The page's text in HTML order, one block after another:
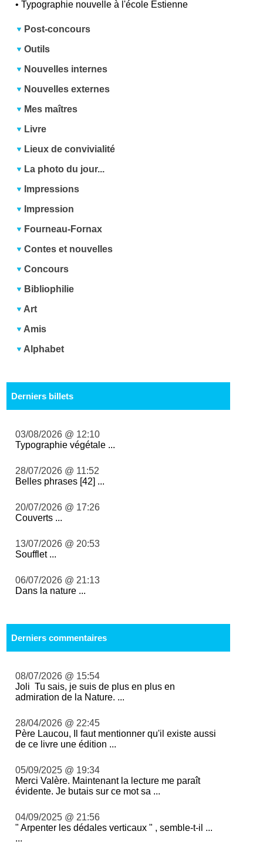
•Typographie nouvelle à l'école Estienne
Post-concours
Outils
Nouvelles internes
Nouvelles externes
Mes maîtres
Livre
Lieux de convivialité
La photo du jour...
Impressions
Impression
Fourneau-Fornax
Contes et nouvelles
Concours
Bibliophilie
Art
Amis
Alphabet
Derniers billets
03/08/2026 @ 12:10
Typographie végétale ...
28/07/2026 @ 11:52
Belles phrases [42] ...
20/07/2026 @ 17:26
Couverts ...
13/07/2026 @ 20:53
Soufflet ...
06/07/2026 @ 21:13
Dans la nature ...
Derniers commentaires
08/07/2026 @ 15:54
Joli Tu sais, je suis de plus en plus en
admiration de la Nature. ...
28/04/2026 @ 22:45
Père Laucou, Il faut mentionner qu'il existe aussi
de ce livre une édition ...
05/09/2025 @ 19:34
Merci Valère. Maintenant la lecture me paraît
évidente. Je butais sur ce mot sa ...
04/09/2025 @ 21:56
" Arpenter les dédales verticaux " , semble-t-il ...
...